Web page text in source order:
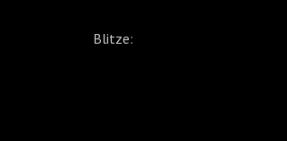
Blitze: